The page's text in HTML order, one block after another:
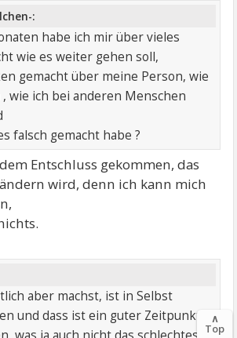
:
habe ich mir über vieles
wie es weiter gehen soll,
gemacht über meine Person, wie
wie ich bei anderen Menschen
falsch gemacht habe ?
Entschluss gekommen, das
wird, denn ich kann mich
aber machst, ist in Selbst
und dass ist ein guter Zeitpunkt
∧
Top